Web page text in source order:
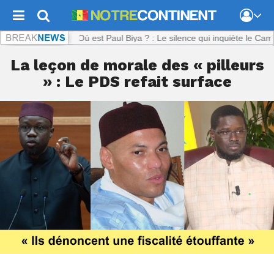
: Où est Paul Biya ? : Le silence qui inquiète le Cameroun
La leçon de morale des « pilleurs
» : Le PDS refait surface